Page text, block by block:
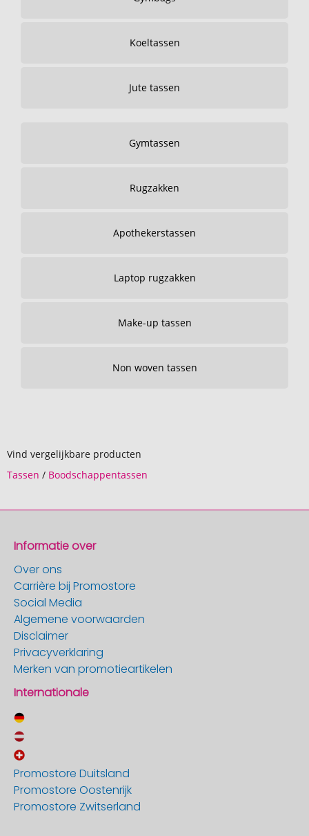
Koeltassen
Jute tassen
Gymtassen
Rugzakken
Apothekerstassen
Laptop rugzakken
Make-up tassen
Non woven tassen
Vind vergelijkbare producten
Tassen / Boodschappentassen
Informatie over
Over ons
Carrière bij Promostore
Social Media
Algemene voorwaarden
Disclaimer
Privacyverklaring
Merken van promotieartikelen
Internationale
Promostore Duitsland
Promostore Oostenrijk
Promostore Zwitserland